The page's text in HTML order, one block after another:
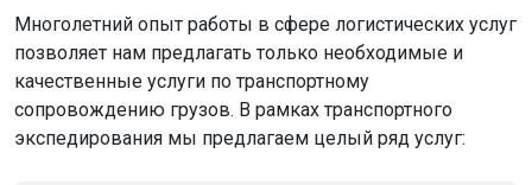
Многолетний опыт работы в сфере логистических услуг
позволяет нам предлагать только необходимые и
качественные услуги по транспортному
сопровождению грузов. В рамках транспортного
экспедирования мы предлагаем целый ряд услуг: